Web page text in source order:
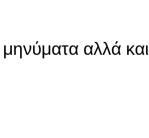
μηνύματα αλλά και